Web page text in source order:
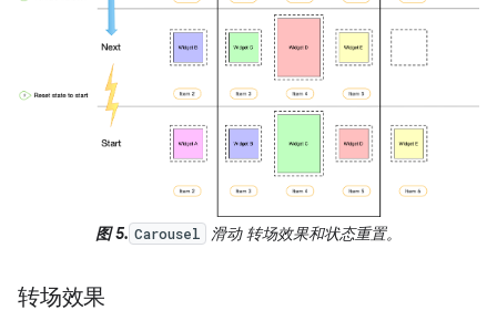
图 5. Carousel 滑动 转场效果和状态重置。
转场效果